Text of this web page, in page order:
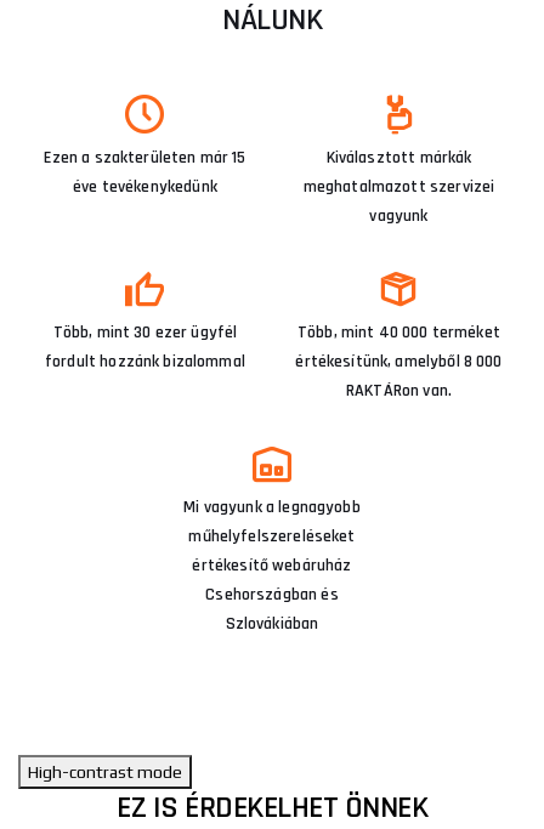
NÁLUNK
Ezen a szakterületen már 15
éve tevékenykedünk
Kiválasztott márkák
meghatalmazott szervizei
vagyunk
Több, mint 30 ezer ügyfél
fordult hozzánk bizalommal
Több, mint 40 000 terméket
értékesítünk, amelyből 8 000
RAKTÁRon van.
Mi vagyunk a legnagyobb
műhelyfelszereléseket
értékesítő webáruház
Csehországban és
Szlovákiában
High-contrast mode
EZ IS ÉRDEKELHET ÖNNEK